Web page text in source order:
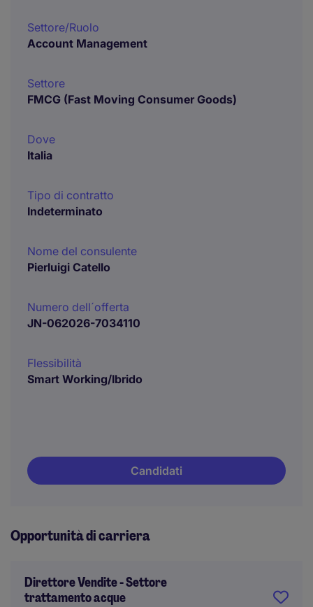
Settore/Ruolo
Account Management
Settore
FMCG (Fast Moving Consumer Goods)
Dove
Italia
Tipo di contratto
Indeterminato
Nome del consulente
Pierluigi Catello
Numero dell´offerta
JN-062026-7034110
Flessibilità
Smart Working/Ibrido
Candidati
Opportunità di carriera
Direttore Vendite - Settore
trattamento acque